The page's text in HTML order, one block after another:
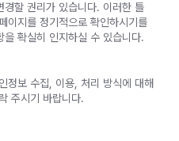
경할 권리가 있습니다. 이러한 틀
이지를 정기적으로 확인하시기를
확실히 인지하실 수 있습니다.
정보 수집, 이용, 처리 방식에 대해
주시기 바랍니다.